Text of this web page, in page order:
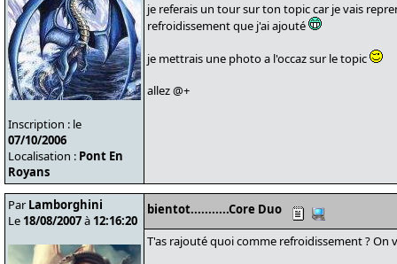
Inscription : le
07/10/2006
Localisation : Pont En
Royans
je referais un tour sur ton topic car je vais
refroidissement que j'ai ajouté
je mettrais une photo a l'occaz sur le topic
allez @+
Par Lamborghini
Le 18/08/2007à 12:16:20
bientot...........Core Duo
T'as rajouté quoi comme refroidissement ? On